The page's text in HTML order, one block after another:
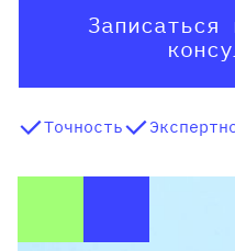
Записаться
Точность